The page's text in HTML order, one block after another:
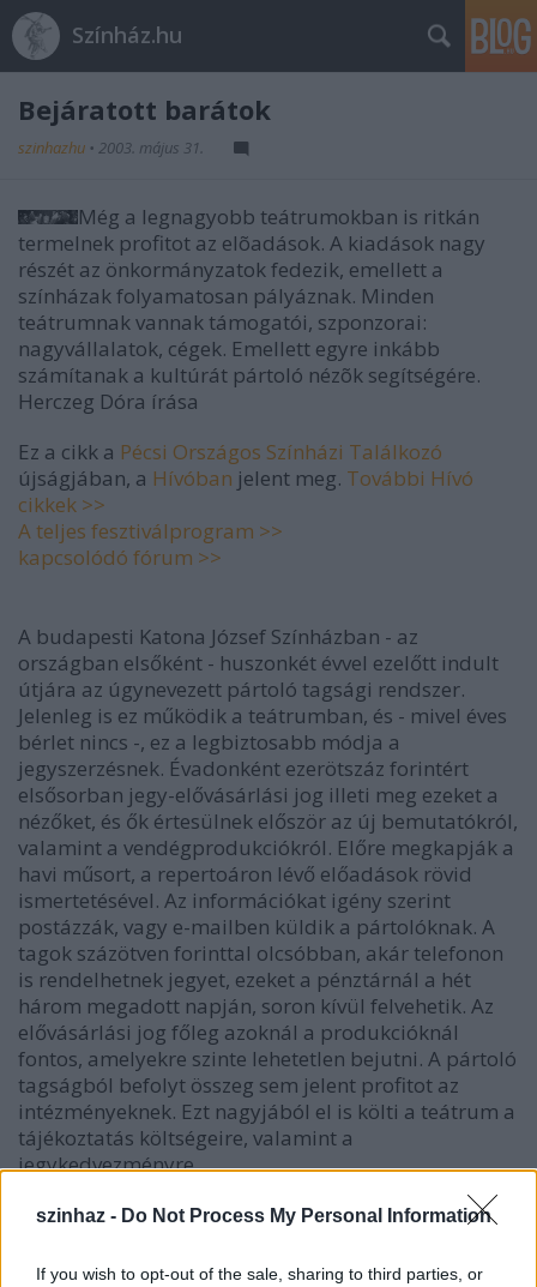
szinhaz - Do Not Process My Personal Information
If you wish to opt-out of the sale, sharing to third parties, or
Színház.hu
Bejáratott barátok
szinhazhu • 2003. május 31.
Még a legnagyobb teátrumokban is ritkán
termelnek profitot az elõadások. A kiadások nagy
részét az önkormányzatok fedezik, emellett a
színházak folyamatosan pályáznak. Minden
teátrumnak vannak támogatói, szponzorai:
nagyvállalatok, cégek. Emellett egyre inkább
számítanak a kultúrát pártoló nézõk segítségére.
Herczeg Dóra írása
Ez a cikk a Pécsi Országos Színházi Találkozó
újságjában, a Hívóban jelent meg. További Hívó
cikkek >>
A teljes fesztiválprogram >>
kapcsolódó fórum >>
A budapesti Katona József Színházban - az
országban elsőként - huszonkét évvel ezelőtt indult
útjára az úgynevezett pártoló tagsági rendszer.
Jelenleg is ez működik a teátrumban, és - mivel éves
bérlet nincs -, ez a legbiztosabb módja a
jegyszerzésnek. Évadonként ezerötszáz forintért
elsősorban jegy-elővásárlási jog illeti meg ezeket a
nézőket, és ők értesülnek először az új bemutatókról,
valamint a vendégprodukciókról. Előre megkapják a
havi műsort, a repertoáron lévő előadások rövid
ismertetésével. Az információkat igény szerint
postázzák, vagy e-mailben küldik a pártolóknak. A
tagok százötven forinttal olcsóbban, akár telefonon
is rendelhetnek jegyet, ezeket a pénztárnál a hét
három megadott napján, soron kívül felvehetik. Az
elővásárlási jog főleg azoknál a produkcióknál
fontos, amelyekre szinte lehetetlen bejutni. A pártoló
tagságból befolyt összeg sem jelent profitot az
intézményeknek. Ezt nagyjából el is költi a teátrum a
tájékoztatás költségeire, valamint a
jegykedvezményre.
A Radnóti baráti körét minden évadban várják
- fotó: Teknős Miklós